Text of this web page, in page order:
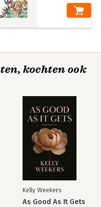
kochten ook
Kelly Weekers
As Good As It Gets